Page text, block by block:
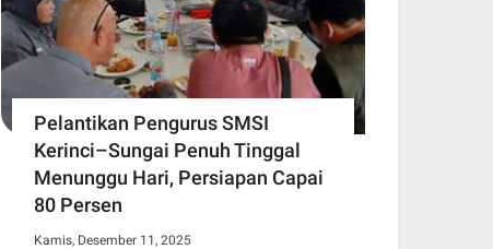
Pelantikan Pengurus SMSI
Kerinci–Sungai Penuh Tinggal
Menunggu Hari, Persiapan Capai
80 Persen
Kamis, Desember 11, 2025